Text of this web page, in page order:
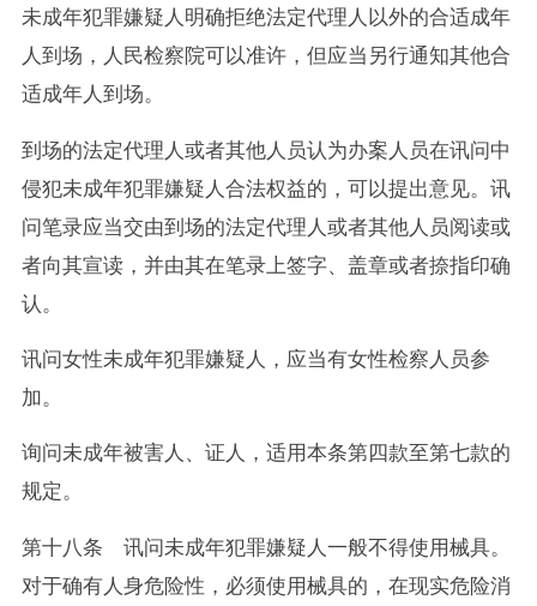
未成年犯罪嫌疑人明确拒绝法定代理人以外的合适成年
人到场，人民检察院可以准许，但应当另行通知其他合
适成年人到场。
到场的法定代理人或者其他人员认为办案人员在讯问中
侵犯未成年犯罪嫌疑人合法权益的，可以提出意见。讯
问笔录应当交由到场的法定代理人或者其他人员阅读或
者向其宣读，并由其在笔录上签字、盖章或者捺指印确
认。
讯问女性未成年犯罪嫌疑人，应当有女性检察人员参
加。
询问未成年被害人、证人，适用本条第四款至第七款的
规定。
第十八条 讯问未成年犯罪嫌疑人一般不得使用械具。
对于确有人身危险性，必须使用械具的，在现实危险消